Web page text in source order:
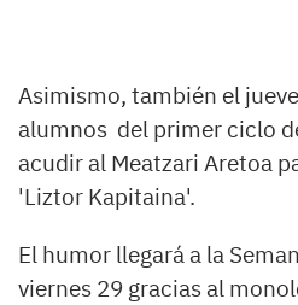
Asimismo, también el
alumnos del primer ciclo
acudir al Meatzari Aretoa
'Liztor Kapitaina'.
El humor llegará a la
viernes 29 gracias al